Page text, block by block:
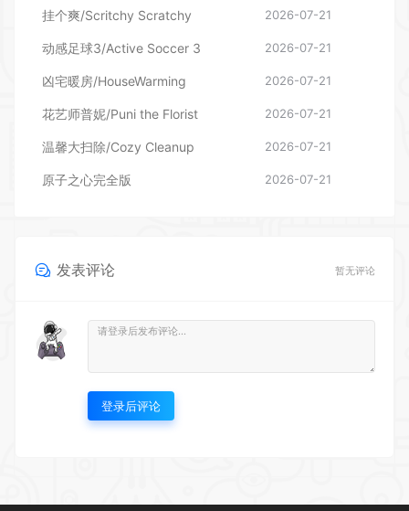
挂个爽/Scritchy Scratchy 2026-07-21
动感足球3/Active Soccer 3 2026-07-21
凶宅暖房/HouseWarming 2026-07-21
花艺师普妮/Puni the Florist 2026-07-21
温馨大扫除/Cozy Cleanup 2026-07-21
原子之心完全版 2026-07-21
发表评论 暂无评论
登录后评论